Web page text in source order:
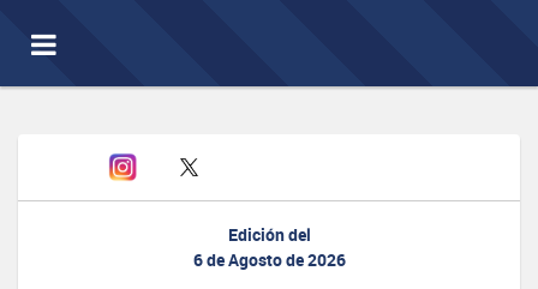
Toggle
navigation
Edición del
6 de Agosto de 2026